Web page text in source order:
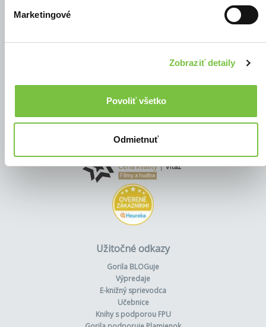
Marketingové
Zobraziť detaily
Povoliť všetko
Odmietnuť
Užitočné odkazy
Gorila BLOGuje
Výpredaje
E-knižný sprievodca
Učebnice
Knihy s podporou FPU